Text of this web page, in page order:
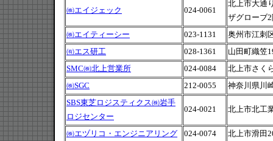
㈱エイジェック 024-0061
北上市大通
ザグローブ
㈱エイティーシー
023-1131
奥州市江刺
㈲エス研工
028-1361
山田町織笠
SMC㈱北上営業所
024-0084
北上市さく
㈱SGC
212-0055
神奈川県川
SBS東芝ロジスティクス㈱岩手
ロジセンター
024-0021 北上市北工
㈱エヅリコ・エンジニアリング 024-0074
北上市滑田